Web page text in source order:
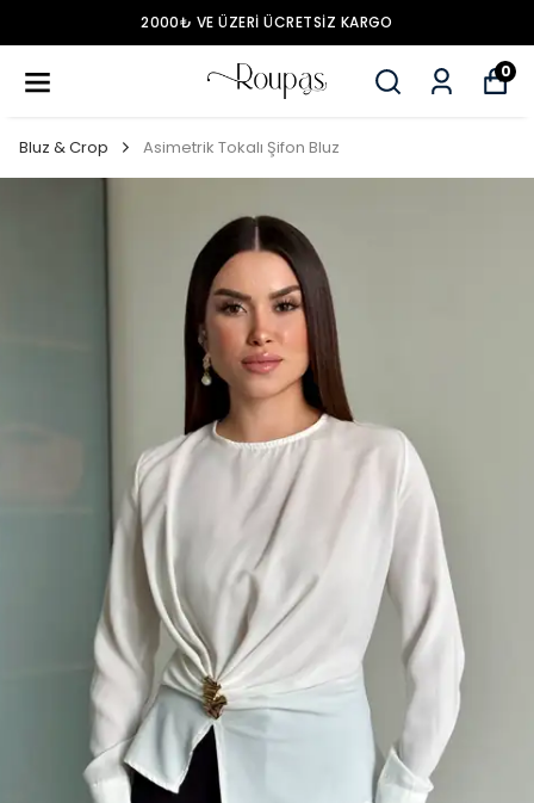
2000₺ VE ÜZERİ ÜCRETSİZ KARGO
0
Bluz & Crop Asimetrik Tokalı Şifon Bluz